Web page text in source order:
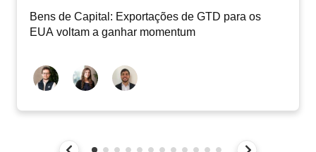
Bens de Capital: Exportações de GTD para os
EUA voltam a ganhar momentum